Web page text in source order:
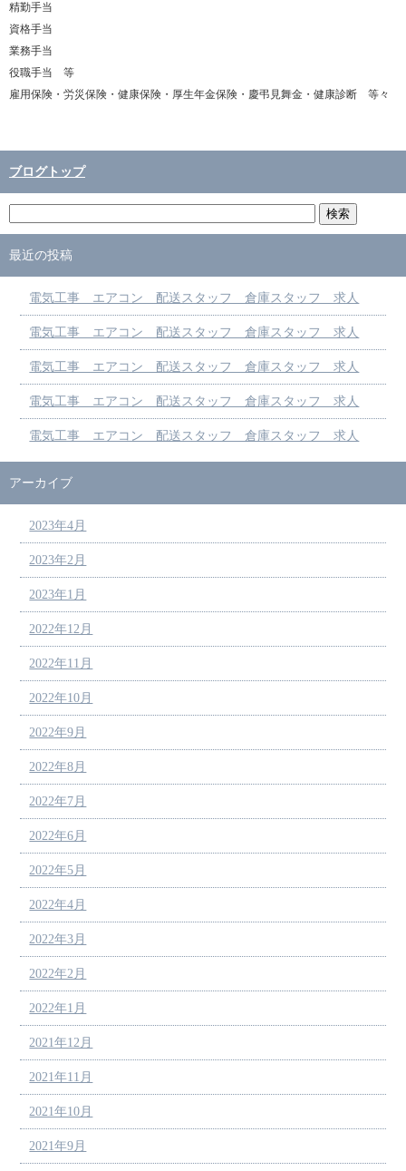
精勤手当
資格手当
業務手当
役職手当 等
雇用保険・労災保険・健康保険・厚生年金保険・慶弔見舞金・健康診断 等々
ブログトップ
最近の投稿
電気工事 エアコン 配送スタッフ 倉庫スタッフ 求人
電気工事 エアコン 配送スタッフ 倉庫スタッフ 求人
電気工事 エアコン 配送スタッフ 倉庫スタッフ 求人
電気工事 エアコン 配送スタッフ 倉庫スタッフ 求人
電気工事 エアコン 配送スタッフ 倉庫スタッフ 求人
アーカイブ
2023年4月
2023年2月
2023年1月
2022年12月
2022年11月
2022年10月
2022年9月
2022年8月
2022年7月
2022年6月
2022年5月
2022年4月
2022年3月
2022年2月
2022年1月
2021年12月
2021年11月
2021年10月
2021年9月